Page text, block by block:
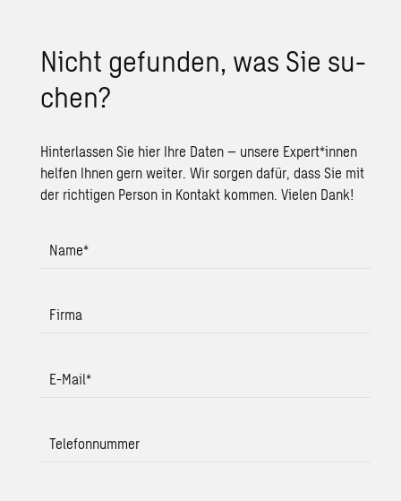
Nicht ge­fun­den, was Sie su­
chen?
Hinterlassen Sie hier Ihre Daten – unsere Expert*innen
helfen Ihnen gern weiter. Wir sorgen dafür, dass Sie mit
der richtigen Person in Kontakt kommen. Vielen Dank!
Name*
Firma
E-Mail*
Telefonnummer